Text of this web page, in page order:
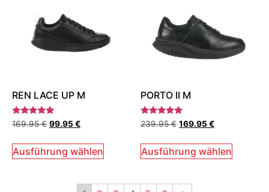
REN LACE UP M
Bewertet
mit
von 5
169.95€ 99.95€
Ausführung wählen
PORTO II M
Bewertet
mit
von 5
239.95€ 169.95€
Ausführung wählen